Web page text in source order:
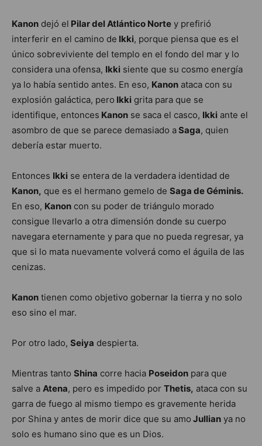
Kanon dejó el Pilar del Atlántico Norte y prefirió
interferir en el camino de Ikki, porque piensa que es el
único sobreviviente del templo en el fondo del mar y lo
considera una ofensa, Ikki siente que su cosmo energía
ya lo había sentido antes. En eso, Kanon ataca con su
explosión galáctica, pero Ikki grita para que se
identifique, entonces Kanon se saca el casco, Ikki ante el
asombro de que se parece demasiado aSaga, quien
debería estar muerto.
Entonces Ikki se entera de la verdadera identidad de
Kanon, que es el hermano gemelo de Saga de Géminis.
En eso, Kanon con su poder de triángulo morado
consigue llevarlo a otra dimensión donde su cuerpo
navegara eternamente y para que no pueda regresar, ya
que si lo mata nuevamente volverá como el águila de las
cenizas.
Kanon tienen como objetivo gobernar la tierra y no solo
eso sino el mar.
Por otro lado, Seiya despierta.
Mientras tanto Shina corre hacia Poseidon para que
salve a Atena, pero es impedido por Thetis, ataca con su
garra de fuego al mismo tiempo es gravemente herida
por Shina y antes de morir dice que su amo Jullian ya no
solo es humano sino que es un Dios.